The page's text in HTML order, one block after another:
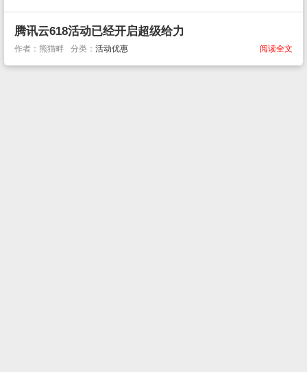
腾讯云618活动已经开启超级给力
阅读全文
作者：熊猫畔 分类： 活动优惠